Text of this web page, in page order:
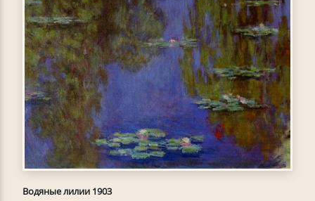
Водяные лилии 1903